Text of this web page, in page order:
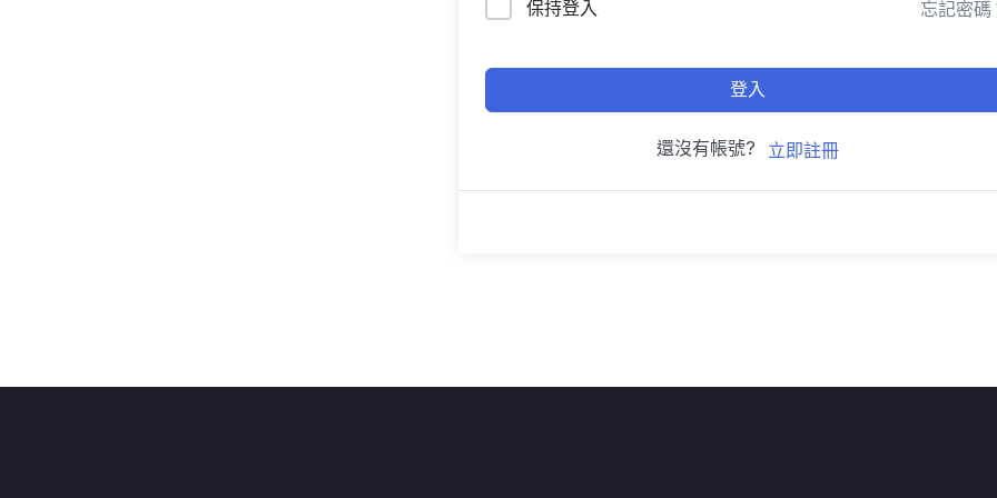
保持登入 忘記密碼
登入
還沒有帳號? 立即註冊